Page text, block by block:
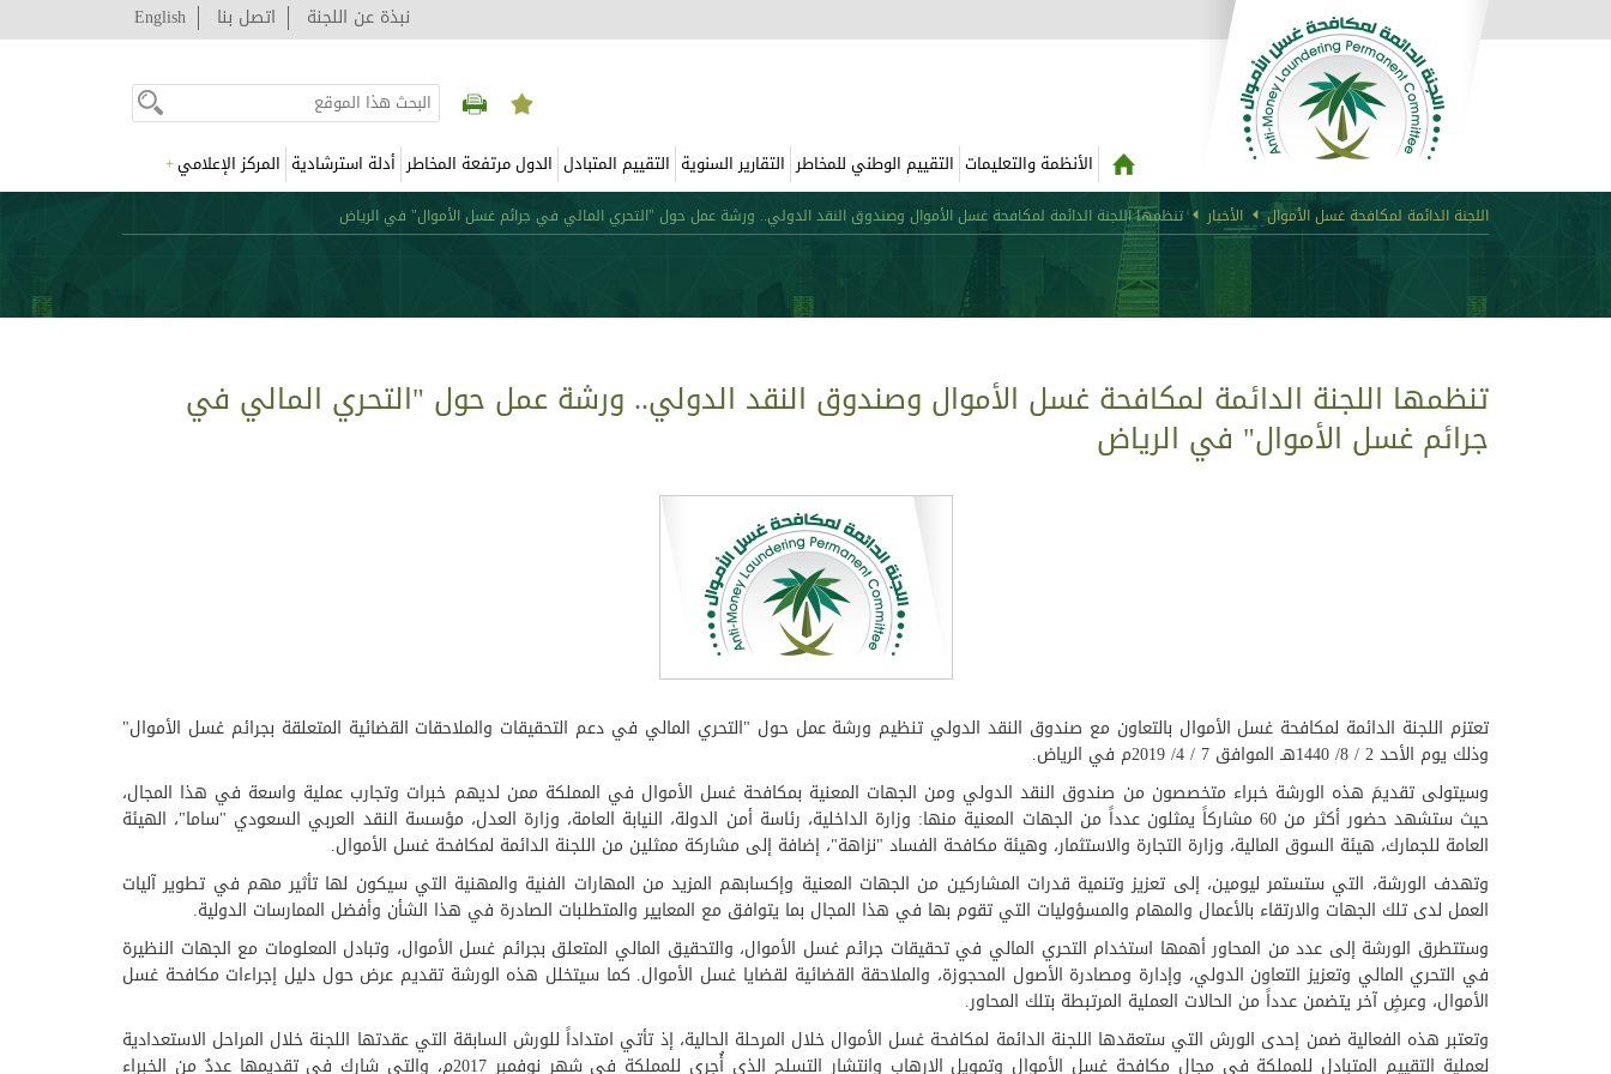
نبذة عن اللجنة اتصل بنا English
الأنظمة والتعليمات التقييم الوطني للمخاطر التقارير السنوية التقييم المتبادل الدول مرتفعة المخاطر أدلة استرشادية المركز الإعلامي+
اللجنة الدائمة لمكافحة غسل الأموال الأخبار تنظمها اللجنة الدائمة لمكافحة غسل الأموال وصندوق النقد الدولي.. ورشة عمل حول "التحري المالي في جرائم غسل الأموال" في الرياض
تنظمها اللجنة الدائمة لمكافحة غسل الأموال وصندوق النقد الدولي.. ورشة عمل حول "التحري المالي في
جرائم غسل الأموال" في الرياض
تعتزم اللجنة الدائمة لمكافحة غسل الأموال بالتعاون مع صندوق النقد الدولي تنظيم ورشة عمل حول "التحري المالي في دعم التحقيقات والملاحقات القضائية المتعلقة بجرائم غسل الأموال"
وذلك يوم الأحد 2 / 8/ 1440هـ الموافق 7 / 4/ 2019م في الرياض.
وسيتولى تقديمَ هذه الورشة خبراء متخصصون من صندوق النقد الدولي ومن الجهات المعنية بمكافحة غسل الأموال في المملكة ممن لديهم خبرات وتجارب عملية واسعة في هذا المجال،
حيث ستشهد حضور أكثر من 60 مشاركاً يمثلون عدداً من الجهات المعنية منها: وزارة الداخلية، رئاسة أمن الدولة، النيابة العامة، وزارة العدل، مؤسسة النقد العربي السعودي "ساما"، الهيئة
العامة للجمارك، هيئة السوق المالية، وزارة التجارة والاستثمار، وهيئة مكافحة الفساد "نزاهة"، إضافة إلى مشاركة ممثلين من اللجنة الدائمة لمكافحة غسل الأموال.
وتهدف الورشة، التي ستستمر ليومين، إلى تعزيز وتنمية قدرات المشاركين من الجهات المعنية وإكسابهم المزيد من المهارات الفنية والمهنية التي سيكون لها تأثير مهم في تطوير آليات
العمل لدى تلك الجهات والارتقاء بالأعمال والمهام والمسؤوليات التي تقوم بها في هذا المجال بما يتوافق مع المعايير والمتطلبات الصادرة في هذا الشأن وأفضل الممارسات الدولية.
وستتطرق الورشة إلى عدد من المحاور أهمها استخدام التحري المالي في تحقيقات جرائم غسل الأموال، والتحقيق المالي المتعلق بجرائم غسل الأموال، وتبادل المعلومات مع الجهات النظيرة
في التحري المالي وتعزيز التعاون الدولي، وإدارة ومصادرة الأصول المحجوزة، والملاحقة القضائية لقضايا غسل الأموال. كما سيتخلل هذه الورشة تقديم عرض حول دليل إجراءات مكافحة غسل
الأموال، وعرضٍ آخر يتضمن عدداً من الحالات العملية المرتبطة بتلك المحاور.
وتعتبر هذه الفعالية ضمن إحدى الورش التي ستعقدها اللجنة الدائمة لمكافحة غسل الأموال خلال المرحلة الحالية، إذ تأتي امتداداً للورش السابقة التي عقدتها اللجنة خلال المراحل الاستعدادية
لعملية التقييم المتبادل للمملكة في مجال مكافحة غسل الأموال وتمويل الإرهاب وانتشار التسلح الذي أُجري للمملكة في شهر نوفمبر 2017م، والتي شارك في تقديمها عددٌ من الخبراء